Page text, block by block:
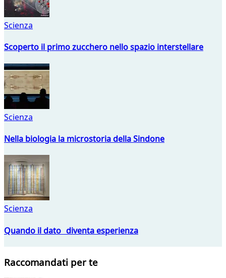
Scienza
Scoperto il primo zucchero nello spazio interstellare
Scienza
Nella biologia la microstoria della Sindone
Scienza
Quando il dato diventa esperienza
Raccomandati per te